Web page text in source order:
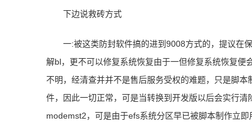
下边说救砖方式
一:被这类防封软件搞的进到9008方式的，提议在
解bl，更不可以修复系统恢复由于一但修复系统恢复
不明，经清查并并不是售后服务受权的难题，只是脚
件，因此一切正常，可是当转换到开发版以后会实行
modemst2，可是由于efs系统分区早已被脚本制作立